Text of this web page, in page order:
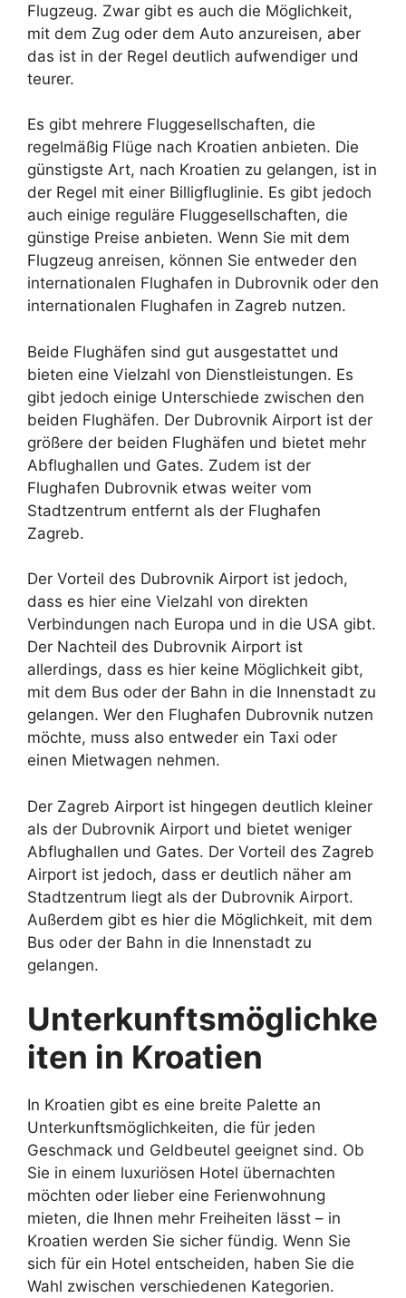
Flugzeug. Zwar gibt es auch die Möglichkeit,
mit dem Zug oder dem Auto anzureisen, aber
das ist in der Regel deutlich aufwendiger und
teurer.
Es gibt mehrere Fluggesellschaften, die
regelmäßig Flüge nach Kroatien anbieten. Die
günstigste Art, nach Kroatien zu gelangen, ist in
der Regel mit einer Billigfluglinie. Es gibt jedoch
auch einige reguläre Fluggesellschaften, die
günstige Preise anbieten. Wenn Sie mit dem
Flugzeug anreisen, können Sie entweder den
internationalen Flughafen in Dubrovnik oder den
internationalen Flughafen in Zagreb nutzen.
Beide Flughäfen sind gut ausgestattet und
bieten eine Vielzahl von Dienstleistungen. Es
gibt jedoch einige Unterschiede zwischen den
beiden Flughäfen. Der Dubrovnik Airport ist der
größere der beiden Flughäfen und bietet mehr
Abflughallen und Gates. Zudem ist der
Flughafen Dubrovnik etwas weiter vom
Stadtzentrum entfernt als der Flughafen
Zagreb.
Der Vorteil des Dubrovnik Airport ist jedoch,
dass es hier eine Vielzahl von direkten
Verbindungen nach Europa und in die USA gibt.
Der Nachteil des Dubrovnik Airport ist
allerdings, dass es hier keine Möglichkeit gibt,
mit dem Bus oder der Bahn in die Innenstadt zu
gelangen. Wer den Flughafen Dubrovnik nutzen
möchte, muss also entweder ein Taxi oder
einen Mietwagen nehmen.
Der Zagreb Airport ist hingegen deutlich kleiner
als der Dubrovnik Airport und bietet weniger
Abflughallen und Gates. Der Vorteil des Zagreb
Airport ist jedoch, dass er deutlich näher am
Stadtzentrum liegt als der Dubrovnik Airport.
Außerdem gibt es hier die Möglichkeit, mit dem
Bus oder der Bahn in die Innenstadt zu
gelangen.
Unterkunftsmöglichke
iten in Kroatien
In Kroatien gibt es eine breite Palette an
Unterkunftsmöglichkeiten, die für jeden
Geschmack und Geldbeutel geeignet sind. Ob
Sie in einem luxuriösen Hotel übernachten
möchten oder lieber eine Ferienwohnung
mieten, die Ihnen mehr Freiheiten lässt – in
Kroatien werden Sie sicher fündig. Wenn Sie
sich für ein Hotel entscheiden, haben Sie die
Wahl zwischen verschiedenen Kategorien.